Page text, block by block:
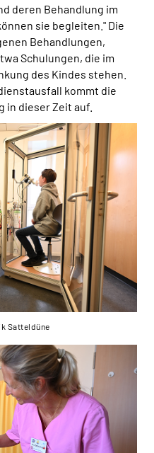
deren Behandlung im
sie begleiten." Die
Behandlungen,
Schulungen, die im
des Kindes stehen.
kommt die
in dieser Zeit auf.
Satteldüne